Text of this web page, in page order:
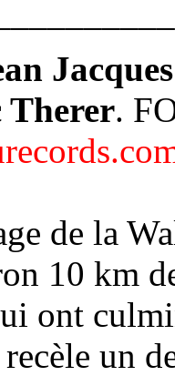
Therer.
de la
10 km
ont
un